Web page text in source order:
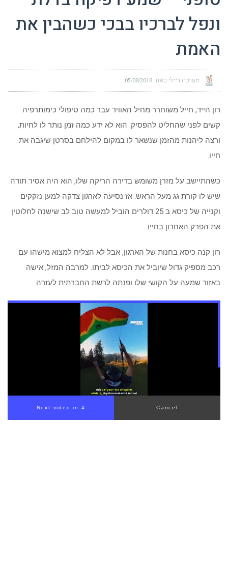
ונפל לברכיו בבכי כשהבין את
האמת
מערכת דיילי באזז 05/08/2018
רון הייד, חייל משוחרר מחיל האוויר עבר כמה טיפולי כימותרפיה
קשים לפני שהחליט להפסיק. הוא לא ידע כמה זמן נותר לו לחיות,
ורצה ליהנות מהזמן שנשאר לו במקום להילחם בסרטן שיגבה את
חייו.
כשהתיישב על מזרן משומש בדירה הריקה שלו, הוא היה אסיר תודה
שיש לו קורת גג מעל הראש. אז נסיעה לארגון צדקה למען נזקקים
וקנייה של כיסא ב 25 דולרים הוביל למעשה טוב לב שישנה לחלוטין
את הפרק האחרון בחייו.
רון קנה כיסא בחנות של הארגון, אבל לא הצליח למצוא מישהו עם
רכב מספיק גדול שיוביל את הכיסא לביתו. למרבה המזל, אישה
באזור שמעה על הקושי שלו ופנתה לרשת החברתית לעזרה.
Next video in 3 Cancel